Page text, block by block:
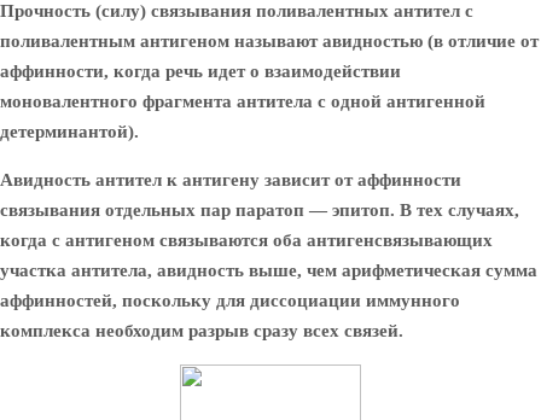
Прочность (силу) связывания поливалентных антител с
поливалентным антигеном называют авидностью (в отличие от
аффинности, когда речь идет о взаимодействии
моновалентного фрагмента антитела с одной антигенной
детерминантой).
Авидность антител к антигену зависит от аффинности
связывания отдельных пар паратоп — эпитоп. В тех случаях,
когда с антигеном связываются оба антигенсвязывающих
участка антитела, авидность выше, чем арифметическая сумма
аффинностей, поскольку для диссоциации иммунного
комплекса необходим разрыв сразу всех связей.